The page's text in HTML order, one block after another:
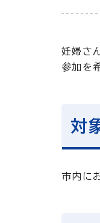
妊婦さ
参加を
対
市内に